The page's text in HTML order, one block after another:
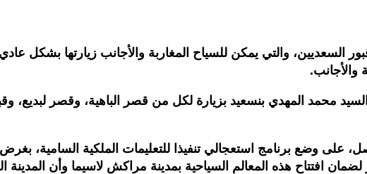
السعديين، والتي يمكن للسياح المغاربة والأجانب زيارتها
محمد المهدي بنسعيد بزيارة لكل من قصر الباهية، وقصر لبديع،
على وضع برنامج استعجالي تنفيذا للتعليمات الملكية السامية،
افتتاح هذه المعالم السياحية بمدينة مراكش لاسيما وأن المدينة